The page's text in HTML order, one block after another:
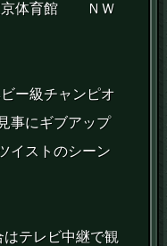
京体育館 ＮＷ
ー級チャンピオ
事にギブアップ
イストのシーン
テレビ中継で観